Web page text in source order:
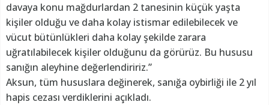
davaya konu mağdurlardan 2 tanesinin küçük yaşta
kişiler olduğu ve daha kolay istismar edilebilecek ve
vücut bütünlükleri daha kolay şekilde zarara
uğratılabilecek kişiler olduğunu da görürüz. Bu hususu
sanığın aleyhine değerlendiririz.”
Aksun, tüm hususlara değinerek, sanığa oybirliği ile 2 yıl
hapis cezası verdiklerini açıkladı.